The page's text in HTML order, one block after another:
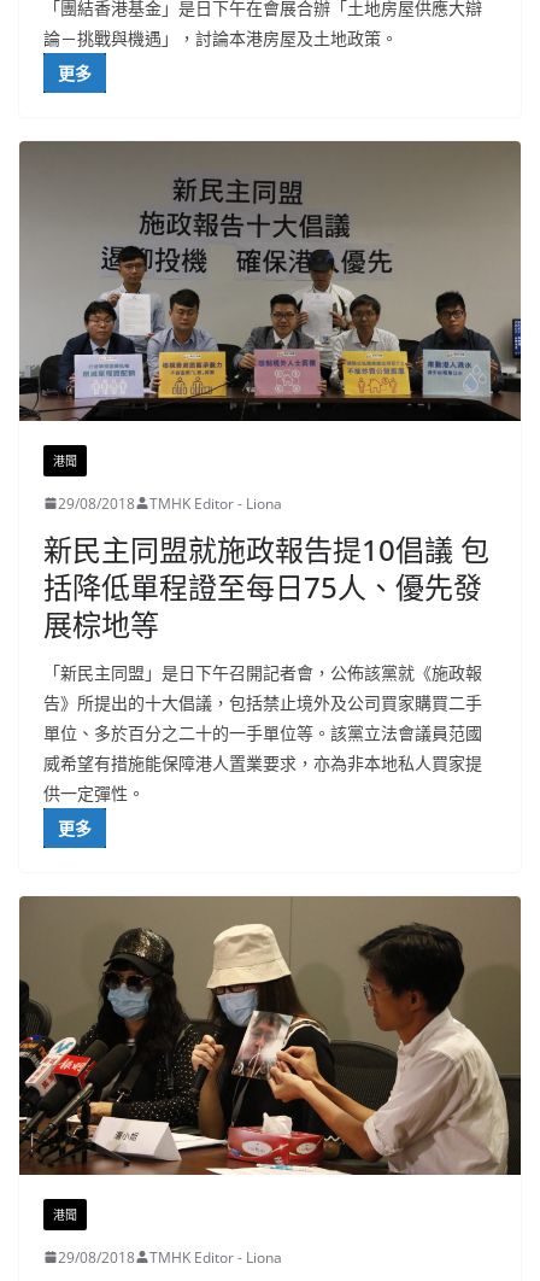
「團結香港基金」是日下午在會展合辦「土地房屋供應大辯
論－挑戰與機遇」，討論本港房屋及土地政策。
更多
港聞
29/08/2018 TMHK Editor - Liona
新民主同盟就施政報告提10倡議 包
括降低單程證至每日75人、優先發
展棕地等
「新民主同盟」是日下午召開記者會，公佈該黨就《施政報
告》所提出的十大倡議，包括禁止境外及公司買家購買二手
單位、多於百分之二十的一手單位等。該黨立法會議員范國
威希望有措施能保障港人置業要求，亦為非本地私人買家提
供一定彈性。
更多
港聞
29/08/2018 TMHK Editor - Liona